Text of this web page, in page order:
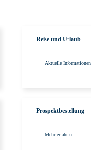
Reise und Urlaub
Aktuelle Informationen
Prospektbestellung
Mehr erfahren